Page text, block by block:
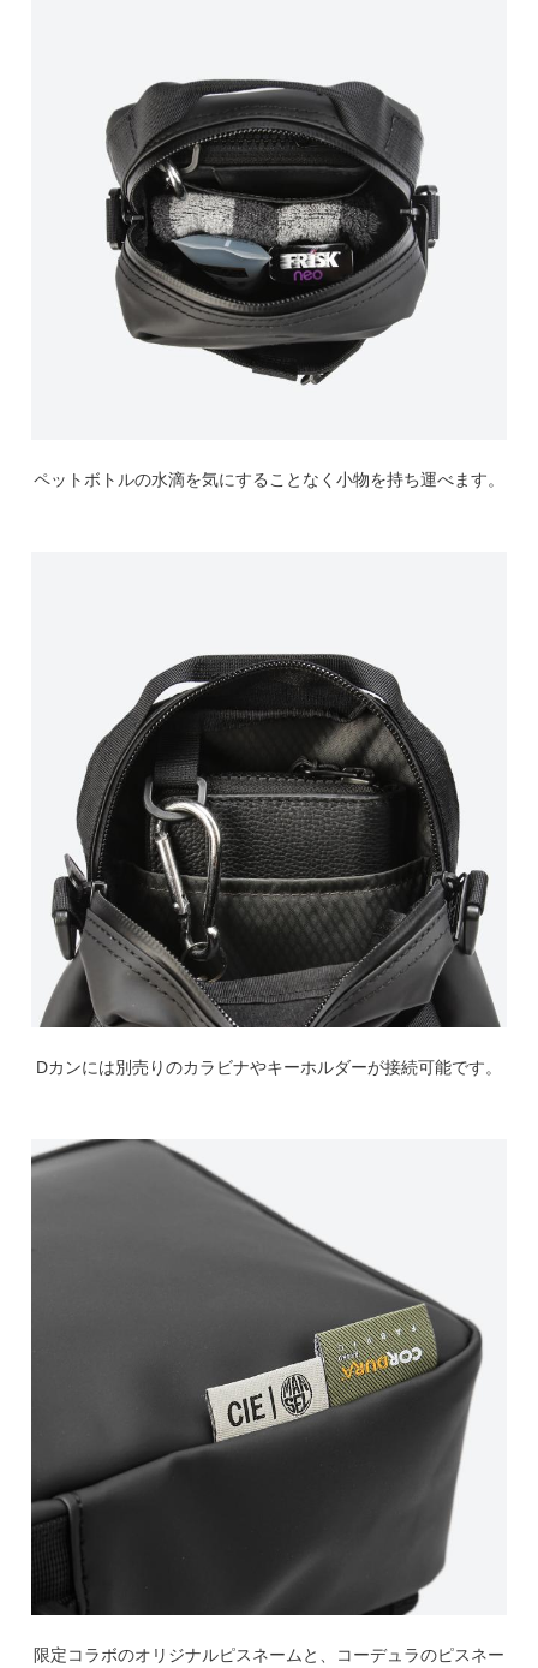
ペットボトルの水滴を気にすることなく小物を持ち運べます。
Dカンには別売りのカラビナやキーホルダーが接続可能です。
限定コラボのオリジナルピスネームと、コーデュラのピスネー